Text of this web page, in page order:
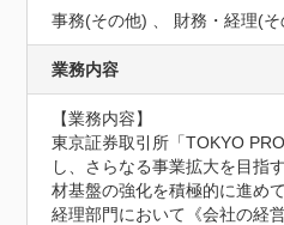
事務(その他) 、 財務・経理(そ
業務内容
【業務内容】
東京証券取引所「TOKYO
し、さらなる事業拡大を目指
材基盤の強化を積極的に進めて
経理部門において《会社の経